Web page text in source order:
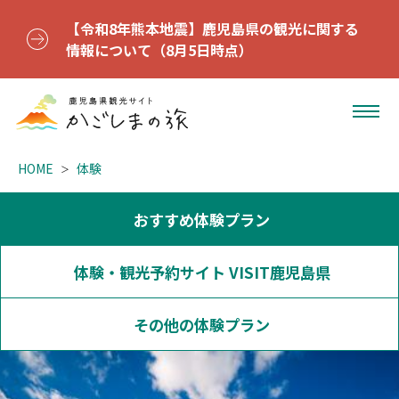
【令和8年熊本地震】鹿児島県の観光に関する
情報について（8月5日時点）
HOME 体験
おすすめ体験プラン
体験・観光予約サイト VISIT鹿児島県
その他の体験プラン